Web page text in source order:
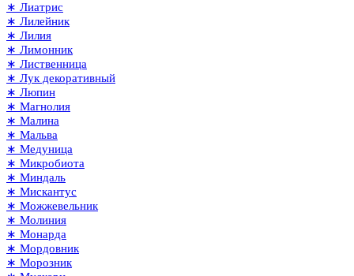
∗ Лиатрис
∗ Лилейник
∗ Лилия
∗ Лимонник
∗ Лиственница
∗ Лук декоративный
∗ Люпин
∗ Магнолия
∗ Малина
∗ Мальва
∗ Медуница
∗ Микробиота
∗ Миндаль
∗ Мискантус
∗ Можжевельник
∗ Молиния
∗ Монарда
∗ Мордовник
∗ Морозник